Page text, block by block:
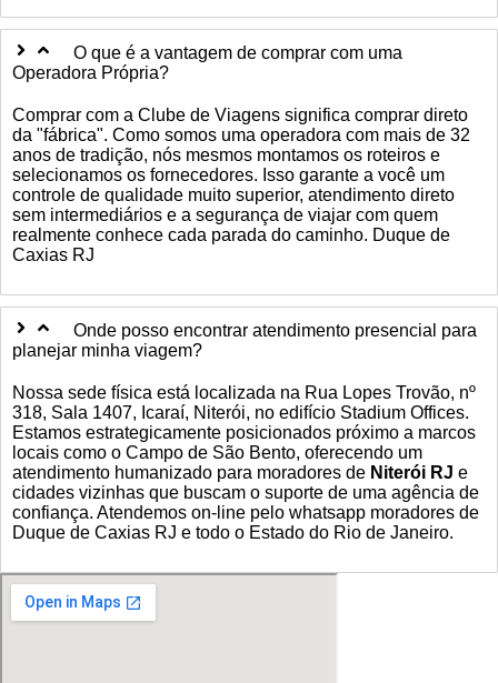
O que é a vantagem de comprar com uma
Operadora Própria?
Comprar com a Clube de Viagens significa comprar direto
da "fábrica". Como somos uma operadora com mais de 32
anos de tradição, nós mesmos montamos os roteiros e
selecionamos os fornecedores. Isso garante a você um
controle de qualidade muito superior, atendimento direto
sem intermediários e a segurança de viajar com quem
realmente conhece cada parada do caminho. Duque de
Caxias RJ
Onde posso encontrar atendimento presencial para
planejar minha viagem?
Nossa sede física está localizada na Rua Lopes Trovão, nº
318, Sala 1407, Icaraí, Niterói, no edifício Stadium Offices.
Estamos estrategicamente posicionados próximo a marcos
locais como o Campo de São Bento, oferecendo um
atendimento humanizado para moradores de Niterói RJ e
cidades vizinhas que buscam o suporte de uma agência de
confiança. Atendemos on-line pelo whatsapp moradores de
Duque de Caxias RJ e todo o Estado do Rio de Janeiro.